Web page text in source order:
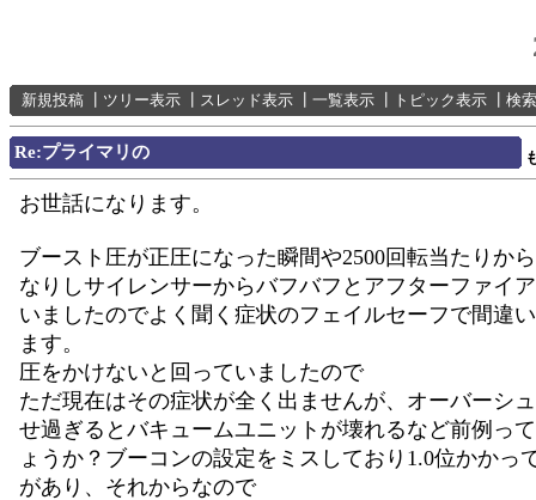
新規投稿 ツリー表示 スレッド表示 一覧表示 トピック表示 検索
Re:プライマリの
お世話になります。
ブースト圧が正圧になった瞬間や2500回転当たりか
なりしサイレンサーからバフバフとアフターファイ
いましたのでよく聞く症状のフェイルセーフで間違
ます。
圧をかけないと回っていましたので
ただ現在はその症状が全く出ませんが、オーバーシ
せ過ぎるとバキュームユニットが壊れるなど前例っ
ょうか？ブーコンの設定をミスしており1.0位かかっ
があり、それからなので